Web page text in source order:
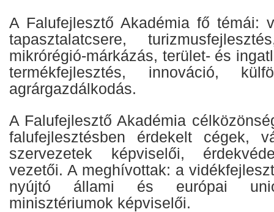
A Falufejlesztő Akadémia fő témái:
tapasztalatcsere,
mikrórégió-márkázás, terület- és
termékfejlesztés, innováció,
agrárgazdálkodás.
A Falufejlesztő Akadémia
falufejlesztésben érdekelt cégek,
szervezetek képviselői,
vezetői. A meghívottak: a
nyújtó állami és európai
minisztériumok képviselői.